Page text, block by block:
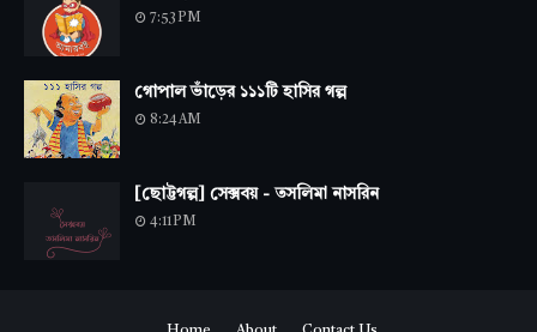
7:53 PM
গোপাল ভাঁড়ের ১১১টি হাসির গল্প
8:24 AM
[ছোট্টগল্প] সেক্সবয় - তসলিমা নাসরিন
4:11 PM